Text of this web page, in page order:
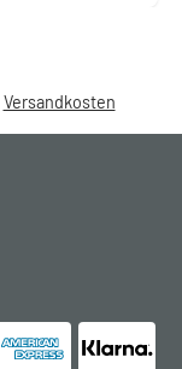
Versandkosten